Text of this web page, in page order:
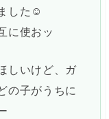
した☺️
に使おッ
しいけど、ガ
の子がうちに